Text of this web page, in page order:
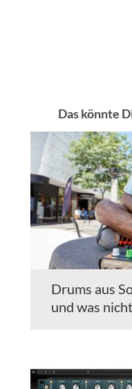
Das könnte
Drums aus
und was nicht